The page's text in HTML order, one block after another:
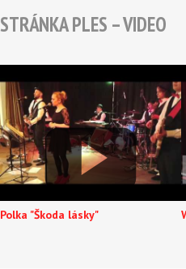
STRÁNKA PLES – VIDEO
Polka "Škoda lásky"